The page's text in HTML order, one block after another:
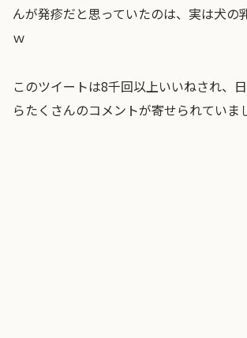
んが発疹だと思っていたのは、実は犬の
ｗ
このツイートは8千回以上いいねされ、
らたくさんのコメントが寄せられていま